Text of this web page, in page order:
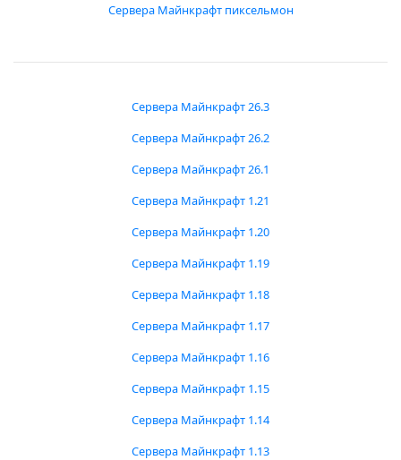
Сервера Майнкрафт пиксельмон
Сервера Майнкрафт 26.3
Сервера Майнкрафт 26.2
Сервера Майнкрафт 26.1
Сервера Майнкрафт 1.21
Сервера Майнкрафт 1.20
Сервера Майнкрафт 1.19
Сервера Майнкрафт 1.18
Сервера Майнкрафт 1.17
Сервера Майнкрафт 1.16
Сервера Майнкрафт 1.15
Сервера Майнкрафт 1.14
Сервера Майнкрафт 1.13